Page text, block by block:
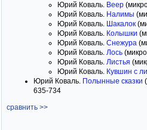
Юрий Коваль. Веер
Юрий Коваль. Налимы
Юрий Коваль. Шакалок
Юрий Коваль. Колышки
Юрий Коваль. Снежура
Юрий Коваль. Лось
Юрий Коваль. Листья
Юрий Коваль. Кувшин с
Юрий Коваль. Полынные сказки
635-734
сравнить >>